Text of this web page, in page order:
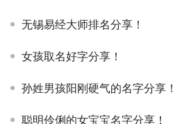
无锡易经大师排名分享！
女孩取名好字分享！
孙姓男孩阳刚硬气的名字分享！
聪明伶俐的女宝宝名字分享！